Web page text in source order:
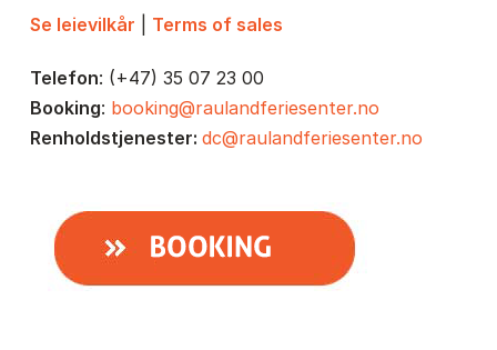
Se leievilkår Terms of sales
Telefon: (+47) 35 07 23 00
Booking: booking@raulandferiesenter.no
Renholdstjenester: dc@raulandferiesenter.no